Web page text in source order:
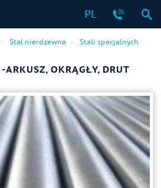
PL
Stal nierdzewna Stali specjalnych
OKRĄGŁY, DRUT